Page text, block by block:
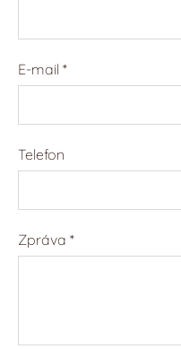
E-mail *
Telefon
Zpráva *